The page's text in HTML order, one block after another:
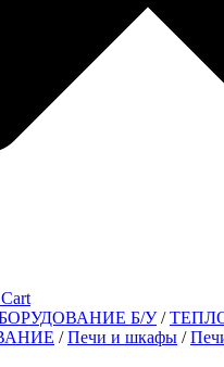
Cart
Б/У/
/Печи и шкафы /